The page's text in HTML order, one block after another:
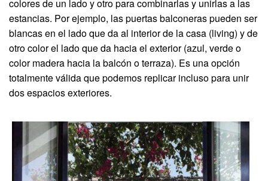
colores de un lado y otro para combinarlas y unirlas a las
estancias. Por ejemplo, las puertas balconeras pueden ser
blancas en el lado que da al interior de la casa (living) y de
otro color el lado que da hacia el exterior (azul, verde o
color madera hacia la balcón o terraza). Es una opción
totalmente válida que podemos replicar incluso para unir
dos espacios exteriores.